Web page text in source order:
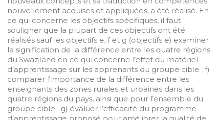
nouvellement acquises et appliquées, a été réalisé. En
ce qui concerne les objectifs spécifiques, il faut
souligner que la plupart de ces objectifs ont été
réalisés sauf les objectifs e, f et g (objectifs e) examiner
la signification de la différence entre les quatre régions
du Swaziland en ce qui concerne l’effet du matériel
d’apprentissage sur les apprenants du groupe cible ; f)
comparer l’importance de la différence entre les
enseignants des zones rurales et urbaines dans les
quatre régions du pays, ainsi que pour l’ensemble du
groupe cible ; g) évaluer l’efficacité du programme